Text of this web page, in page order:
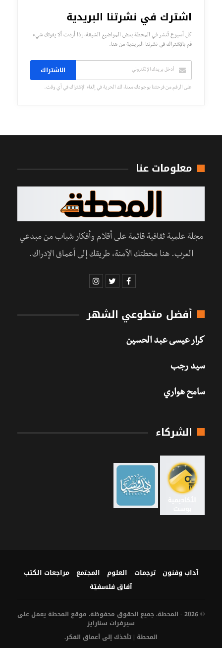
اشترك في نشرتنا البريدية
كل أسبوع تُنشر في المحطة بعض المواضيع الشيقة، إذا أردت ألا يفوتك شيء
قم بالإشتراك في نشرتنا البريدية من هنا.
الاشتراك
على الرغم من فرحتنا بوجودك معنا، لك الحرية في إلغاء الإشتراك في أي وقت.
معلومات عنا
مجلة علمية ثقافية قائمة على أقلام وأفكار شباب من مبدعي
العرب. هنا محطتك الآمنة، طريقك إلى أعماق الإدراك.
أفضل متطوعي الشهر
كرار عيسى عبد الحسين
سيد رجب
سامح هواري
الشركاء
آداب وفنون ترجمات العلوم المجتمع
مراجعات الكتب
آفاق فلسفيّة‎
© 2026 - المحطة. جميع الحقوق محفوظة. موقع المحطة يعمل على
سيرفرات سنارايز
المحطة | تأخذك إلى أعماق الفكر.